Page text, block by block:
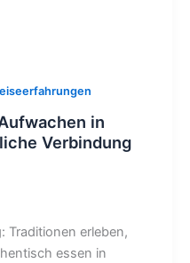
in
Verbindung
Traditionen erleben,
essen in